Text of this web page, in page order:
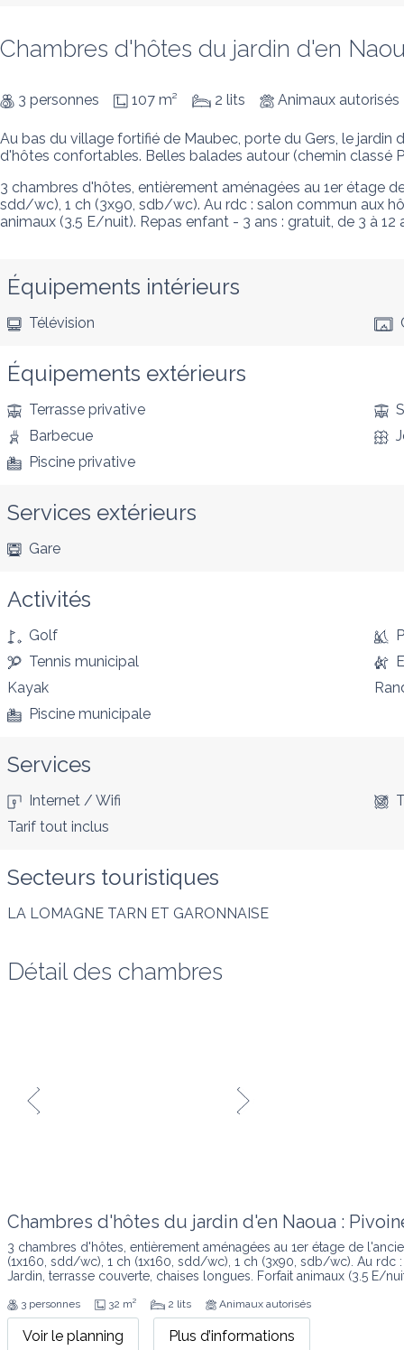
Chambres d'hôtes du jardin d'en
3 personnes 107 m² 2 lits Animaux autorisés
Au bas du village fortifié de Maubec, porte du Gers, le
d'hôtes confortables. Belles balades autour (chemin classé
3 chambres d'hôtes, entièrement aménagées au 1er étage
sdd/wc), 1 ch (3x90, sdb/wc). Au rdc : salon commun aux
animaux (3.5 E/nuit). Repas enfant - 3 ans : gratuit, de 3 à 12
Équipements intérieurs
Télévision
Équipements extérieurs
Terrasse privative
Barbecue
Piscine privative
Services extérieurs
Gare
Activités
Golf
Tennis municipal
Kayak
Piscine municipale
Services
Internet / Wifi
Tarif tout inclus
Secteurs touristiques
LA LOMAGNE TARN ET GARONNAISE
Détail des chambres
Chambres d'hôtes du jardin d'en Naoua :
3 chambres d'hôtes, entièrement aménagées au 1er étage de
(1x160, sdd/wc), 1 ch (1x160, sdd/wc), 1 ch (3x90, sdb/wc). Au
Jardin, terrasse couverte, chaises longues. Forfait animaux (3.5 E/
3 personnes 32 m² 2 lits Animaux autorisés
Voir le planning Plus d’informations